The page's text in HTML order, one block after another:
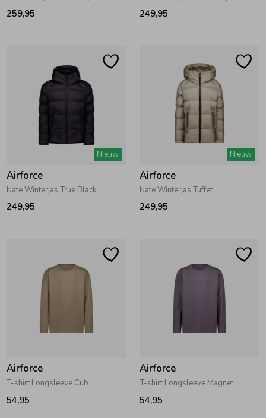
Regenkleding &-laarzen
Zomeraccessoires
Kledingaccessoires
Beenmode
Leggings
Boxpakjes
Rompers
Regenkleding &-laarzen
Zomeraccessoires
Kledingaccessoires
Beenmode
259,95 249,95
Nieuw
Airforce
Nate Winterjas True Black
249,95
Nieuw
Airforce
Nate Winterjas Tuffet
249,95
Airforce
T-shirt Longsleeve Cub
54,95
Airforce
T-shirt Longsleeve Magnet
54,95